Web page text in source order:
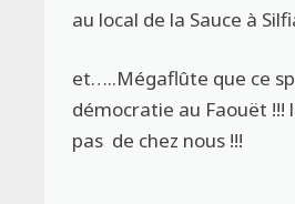
au local de la Sauce à
et…..Mégaflûte que ce
démocratie au Faouët !!!
pas de chez nous !!!